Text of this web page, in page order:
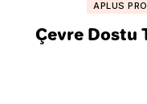
APLUS
Çevre Dostu